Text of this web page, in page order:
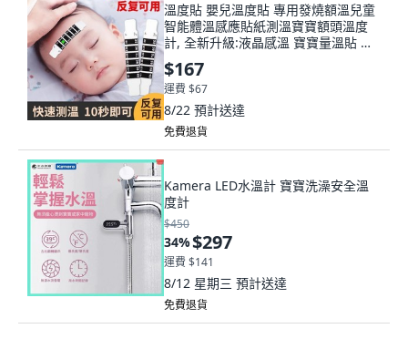
溫度貼 嬰兒溫度貼 專用發燒額溫兒童
智能體溫感應貼紙測溫寶寶額頭溫度
計, 全新升級:液晶感溫 寶寶量溫貼 精
準測量,甄選品質:熟睡可測 1片裝 可重
複使用
$167
運費 $67
8/22 預計送達
免費退貨
Kamera LED水溫計 寶寶洗澡安全溫
度計
$450
34%$297
運費 $141
8/12 星期三 預計送達
免費退貨